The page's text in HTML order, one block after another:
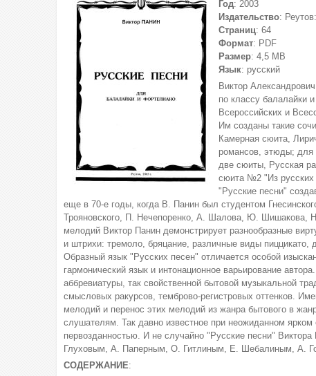
Год: 2003
Издательство:
Страниц: 64
Формат: PDF
Размер: 4,5 МВ
Язык: русский
Виктор
по классу балалайки
Всероссийских и
Им созданы такие
Камерная сюита,
романсов, этюды; для
две сюиты, Русская
сюита №2 "Из русских
"Русские песни"
еще в 70-е годы, когда В. Панин был студентом
Трояновского, П. Нечепоренко, А. Шалова, Ю. Шишакова,
мелодий Виктор Панин демонстрирует разнообразные
и штрихи: тремоло, бряцание, различные виды
Образный язык "Русских песен" отличается особой
гармонический язык и интонационное варьирование
аббревиатуры, так свойственной бытовой музыкальной
смысловых ракурсов, темброво-регистровых оттенков.
мелодий и перенос этих мелодий из жанра бытового в
слушателям. Так давно известное при неожиданном
первозданностью. И не случайно "Русские песни"
Глуховым, А. Паперным, О. Гитлиным, Е. Шебалиным, А.
СОДЕРЖАНИЕ: